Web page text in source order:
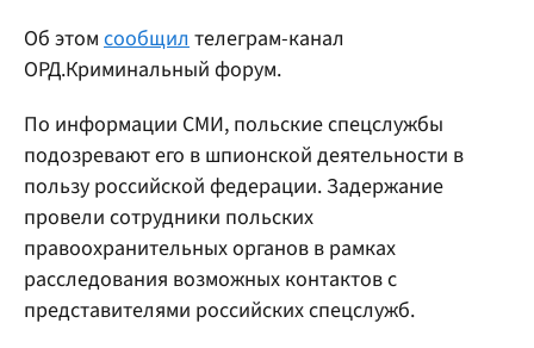
Об этом сообщил телеграм-канал
ОРД.Криминальный форум.
По информации СМИ, польские спецслужбы
подозревают его в шпионской деятельности в
пользу российской федерации. Задержание
провели сотрудники польских
правоохранительных органов в рамках
расследования возможных контактов с
представителями российских спецслужб.